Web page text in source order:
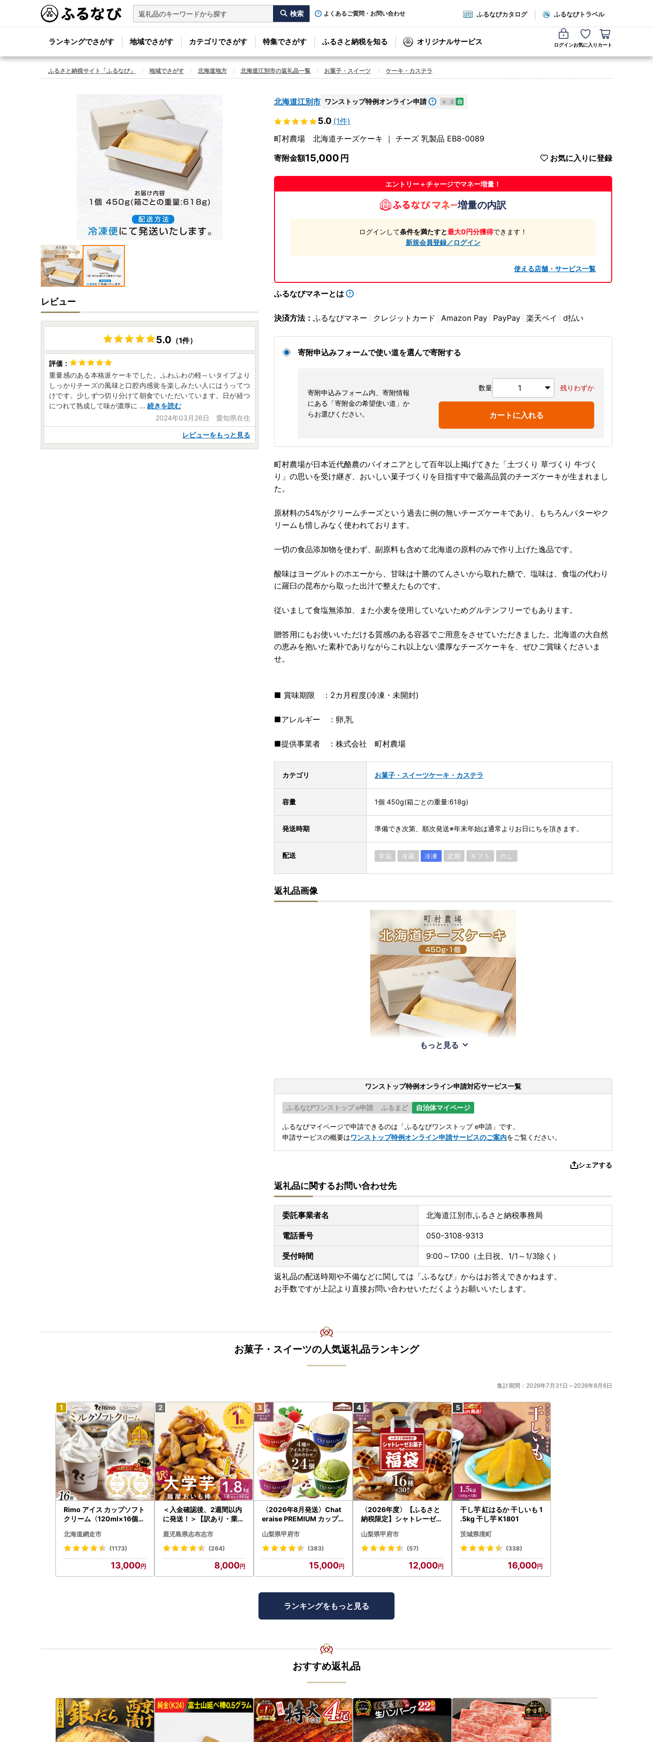
よくあるご質問・お問い合わせ ふるなびカタログ ふるなびトラベル
ランキングでさがす 地域でさがす カテゴリでさがす 特集でさがす ふるさと納税を知る オリジナルサービス ログインお気に入り カート
ふるさと納税サイト「ふるなび」 地域でさがす 北海道地方 北海道江別市の返礼品一覧 お菓子・スイーツ ケーキ・カステラ
北海道江別市 ワンストップ特例オンライン申請 e ま 自
5.0 (1件)
町村農場 北海道チーズケーキ ｜ チーズ 乳製品 EB8-0089
寄附金額15,000 お気に入りに登録
エントリー＋チャージでマネー増量！
増量の内訳
ログインして条件を満たすと最大0円分獲得できます！
新規会員登録／ログイン
使える店舗・サービス一覧
ふるなびマネーとは
決済方法： ふるなびマネー クレジットカード Amazon Pay PayPay 楽天ペイ d払い
寄附申込みフォームで使い道を選んで寄附する
寄附申込みフォーム内、寄附情報
にある「寄附金の希望使い道」か
らお選びください。
数量 残りわずか
カートに入れる
町村農場が日本近代酪農のパイオニアとして百年以上掲げてきた「土づくり 草づくり 牛づく
り」の思いを受け継ぎ、おいしい菓子づくりを目指す中で最高品質のチーズケーキが生まれまし
た。
原材料の54%がクリームチーズという過去に例の無いチーズケーキであり、もちろんバターやク
リームも惜しみなく使われております。
一切の食品添加物を使わず、副原料も含めて北海道の原料のみで作り上げた逸品です。
酸味はヨーグルトのホエーから、甘味は十勝のてんさいから取れた糖で、塩味は、食塩の代わり
に羅臼の昆布から取った出汁で整えたものです。
従いまして食塩無添加、また小麦を使用していないためグルテンフリーでもあります。
贈答用にもお使いいただける質感のある容器でご用意をさせていただきました。北海道の大自然
の恵みを抱いた素朴でありながらこれ以上ない濃厚なチーズケーキを、ぜひご賞味くださいま
せ。
■ 賞味期限 ：2カ月程度(冷凍・未開封)
■アレルギー ：卵,乳
■提供事業者 ：株式会社 町村農場
カテゴリ お菓子・スイーツケーキ・カステラ
容量 1個 450g(箱ごとの重量:618g)
発送時期 準備でき次第、順次発送※年末年始は通常よりお日にちを頂きます。
配送 常温 冷蔵 冷凍 定期 ギフト のし
返礼品画像
もっと見る
ワンストップ特例オンライン申請対応サービス一覧
ふるなびワンストップ e申請 ふるまど 自治体マイページ
ふるなびマイページで申請できるのは「ふるなびワンストップ e申請」です。
申請サービスの概要はワンストップ特例オンライン申請サービスのご案内をご覧ください。
シェアする
返礼品に関するお問い合わせ先
委託事業者名 北海道江別市ふるさと納税事務局
電話番号 050-3108-9313
受付時間 9:00～17:00（土日祝、1/1～1/3除く）
返礼品の配送時期や不備などに関しては「ふるなび」からはお答えできかねます。
お手数ですが上記より直接お問い合わせいただくようお願いいたします。
レビュー
5.0 （1件）
重量感のある本格派ケーキでした。ふわふわの軽～いタイプより
しっかりチーズの風味と口腔内感覚を楽しみたい人にはうってつ
けです。少しずつ切り分けて朝食でいただいています。日が経つ
につれて熟成して味が濃厚に ... 続きを読む
2024年03月26日 愛知県在住
レビューをもっと見る
お菓子・スイーツの人気返礼品ランキング
集計期間：2026年7月31日～2026年8月6日
Rimo アイス カップソフト
クリーム〈120ml×16個〉
北海道網走市
(1173)
13,000
＜入金確認後、2週間以内
に発送！＞【訳あり・業務
計1.8kg(900g×2袋) p8-1
42-2w
鹿児島県志布志市
(264)
8,000
〈2026年8月発送〉Chat
eraise PREMIUM カップ
イス
山梨県甲府市
(383)
15,000
〈2026年度〉【ふるさと
納税限定】シャトレーゼ人
福箱 シャトレーゼ
山梨県甲府市
(57)
12,000
干し芋 紅はるか 干しいも 1
.5kg 干し芋 K1801
茨城県境町
(338)
16,000
ランキングをもっと見る
おすすめ返礼品